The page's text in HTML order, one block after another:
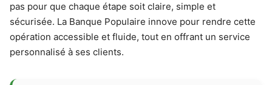
pas pour que chaque étape soit claire, simple et
sécurisée. La Banque Populaire innove pour rendre cette
opération accessible et fluide, tout en offrant un service
personnalisé à ses clients.